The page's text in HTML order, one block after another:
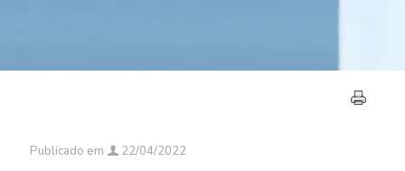
Publicado em 22/04/2022